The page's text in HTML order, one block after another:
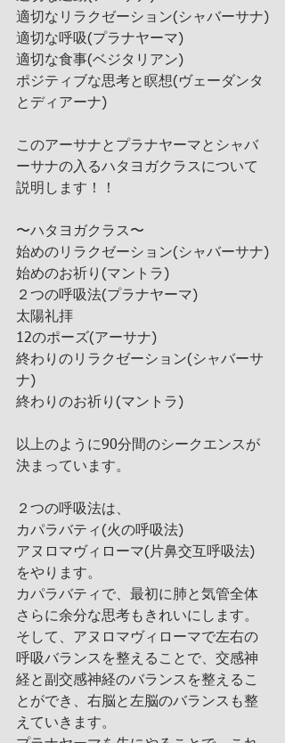
適切なリラクゼーション(シャバーサナ)
適切な呼吸(プラナヤーマ)
適切な食事(ベジタリアン)
ポジティブな思考と瞑想(ヴェーダンタ
とディアーナ)
このアーサナとプラナヤーマとシャバ
ーサナの入るハタヨガクラスについて
説明します！！
〜ハタヨガクラス〜
始めのリラクゼーション(シャバーサナ)
始めのお祈り(マントラ)
２つの呼吸法(プラナヤーマ)
太陽礼拝
12のポーズ(アーサナ)
終わりのリラクゼーション(シャバーサ
ナ)
終わりのお祈り(マントラ)
以上のように90分間のシークエンスが
決まっています。
２つの呼吸法は、
カパラバティ(火の呼吸法)
アヌロマヴィローマ(片鼻交互呼吸法)
をやります。
カパラバティで、最初に肺と気管全体
さらに余分な思考もきれいにします。
そして、アヌロマヴィローマで左右の
呼吸バランスを整えることで、交感神
経と副交感神経のバランスを整えるこ
とができ、右脳と左脳のバランスも整
えていきます。